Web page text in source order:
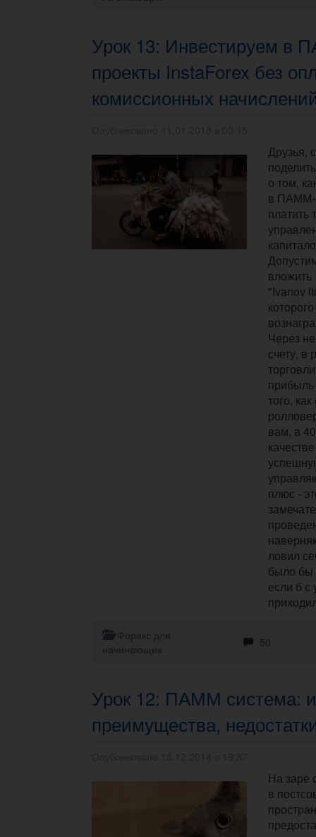
Урок 13: Инвестируем в
проекты InstaForex без
комиссионных
Друзья,
о том,
в ПАММ-
платить
"Ivanov
Через
счету, в
того,
вам, а
плюс -
ловил
было бы
если б
Форекс для
начинающих
50
Урок 12: ПАММ система:
преимущества,
На заре
в